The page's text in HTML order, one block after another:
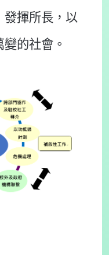
發揮所長，以
的社會。